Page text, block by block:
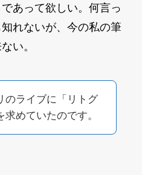
あって欲しい。何言っ
れないが、今の私の筆
い。
のライブに「リトグ
求めていたのです。